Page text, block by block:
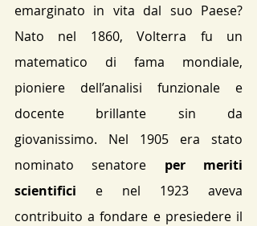
emarginato in vita dal suo Paese?
Nato nel 1860, Volterra fu un
matematico di fama mondiale,
pioniere dell’analisi funzionale e
docente brillante sin da
giovanissimo. Nel 1905 era stato
nominato senatore per meriti
scientifici e nel 1923 aveva
contribuito a fondare e presiedere il